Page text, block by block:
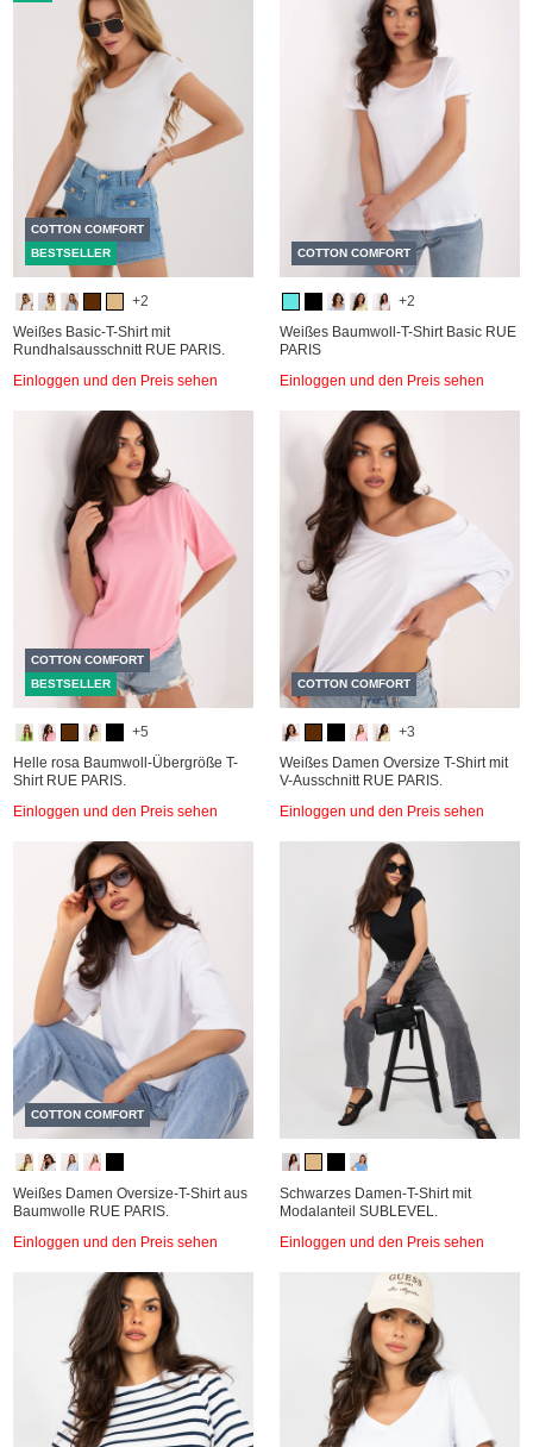
COTTON COMFORT
BESTSELLER
+2
Weißes Basic-T-Shirt mit
Rundhalsausschnitt RUE PARIS.
Einloggen und den Preis sehen
COTTON COMFORT
+2
Weißes Baumwoll-T-Shirt Basic RUE
PARIS
Einloggen und den Preis sehen
COTTON COMFORT
BESTSELLER
+5
Helle rosa Baumwoll-Übergröße T-
Shirt RUE PARIS.
Einloggen und den Preis sehen
COTTON COMFORT
+3
Weißes Damen Oversize T-Shirt mit
V-Ausschnitt RUE PARIS.
Einloggen und den Preis sehen
COTTON COMFORT
Weißes Damen Oversize-T-Shirt aus
Baumwolle RUE PARIS.
Einloggen und den Preis sehen
Schwarzes Damen-T-Shirt mit
Modalanteil SUBLEVEL.
Einloggen und den Preis sehen